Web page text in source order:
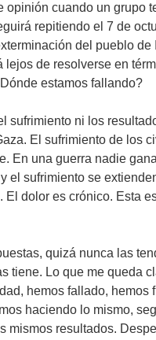
opinión cuando un grupo
repitiendo el 7 de
del pueblo de
lejos de resolverse en
estamos fallando?
sufrimiento ni los
El sufrimiento de los
En una guerra nadie
el sufrimiento se
El dolor es crónico. Esta
quizá nunca las
tiene. Lo que me queda
hemos fallado, hemos
haciendo lo mismo,
mismos resultados.